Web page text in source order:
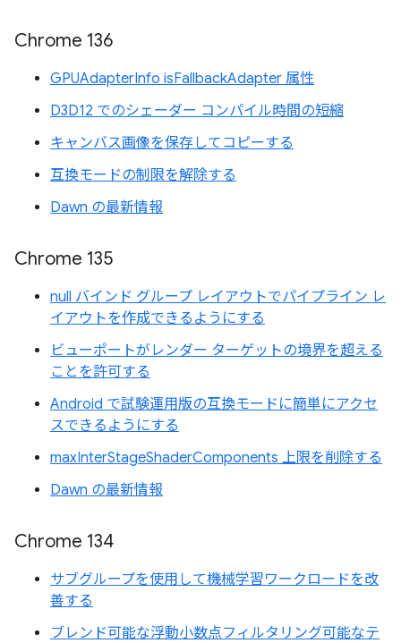
Chrome 136
GPUAdapterInfo isFallbackAdapter 属性
D3D12 でのシェーダー コンパイル時間の短縮
キャンバス画像を保存してコピーする
互換モードの制限を解除する
Dawn の最新情報
Chrome 135
null バインド グループ レイアウトでパイプライン レ
イアウトを作成できるようにする
ビューポートがレンダー ターゲットの境界を超える
ことを許可する
Android で試験運用版の互換モードに簡単にアクセ
スできるようにする
maxInterStageShaderComponents 上限を削除する
Dawn の最新情報
Chrome 134
サブグループを使用して機械学習ワークロードを改
善する
ブレンド可能な浮動小数点フィルタリング可能なテ